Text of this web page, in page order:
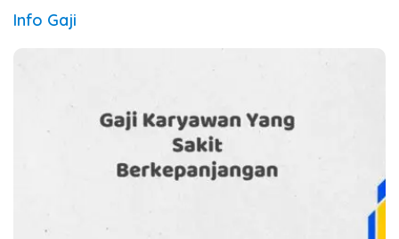
Info Gaji